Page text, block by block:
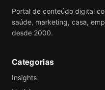
Portal de conteúdo digital
saúde, marketing, casa,
desde 2000.
Categorias
Insights